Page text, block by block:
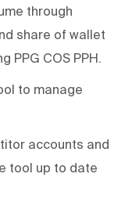
through
share of wallet
PPG COS PPH.
to manage
accounts and
tool up to date